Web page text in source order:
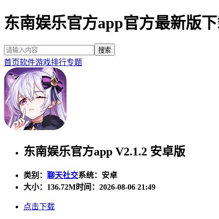
东南娱乐官方app官方最新版
首页软件游戏排行专题
东南娱乐官方app V2.1.2 安卓版
类别： 聊天社交系统：安卓
大小： 136.72M时间：2026-08-06 21:49
点击下载